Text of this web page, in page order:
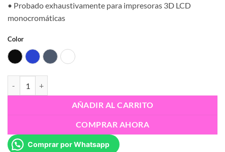
• Probado exhaustivamente para impresoras 3D LCD
monocromáticas
Color
Black Blue Gray White
AÑADIR AL CARRITO
COMPRAR AHORA
Comprar por Whatsapp